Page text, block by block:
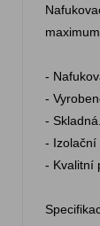
-
-
-
- Izolační
- Kvalitní